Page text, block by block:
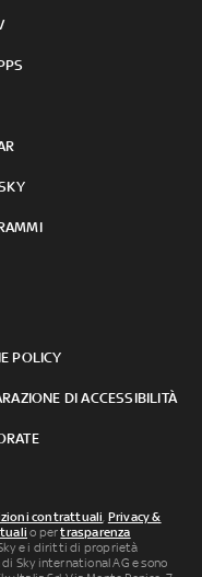
POLICY
DI ACCESSIBILITÀ
contrattuali, Privacy &
o pertrasparenza
e i diritti di proprietà
Sky international AG e sono